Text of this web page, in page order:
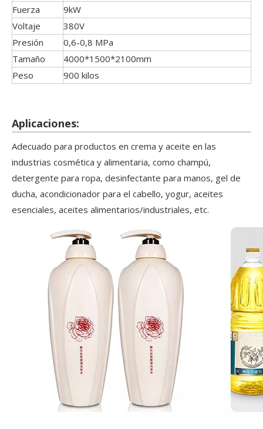
Fuerza
9kW
Voltaje
380V
Presión
0,6-0,8 MPa
Tamaño
4000*1500*2100mm
Peso
900 kilos
Aplicaciones:
Adecuado para productos en crema y aceite en las
industrias cosmética y alimentaria, como champú,
detergente para ropa, desinfectante para manos, gel de
ducha, acondicionador para el cabello, yogur, aceites
esenciales, aceites alimentarios/industriales, etc.